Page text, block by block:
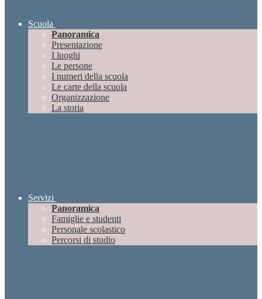
Scuola
Panoramica
Presentazione
I luoghi
Le persone
I numeri della scuola
Le carte della scuola
Organizzazione
La storia
Servizi
Panoramica
Famiglie e studenti
Personale scolastico
Percorsi di studio